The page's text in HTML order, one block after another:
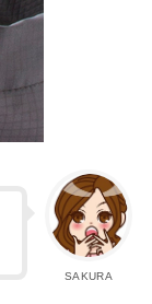
SAKURA